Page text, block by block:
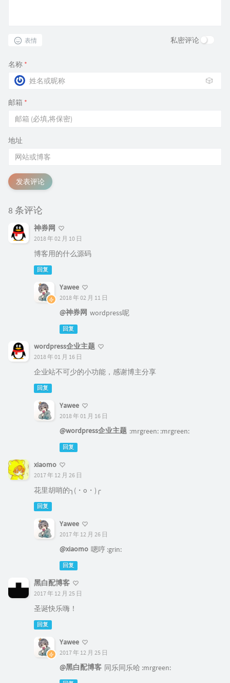
表情 私密评论
名称 *
🎲
邮箱 *
地址
发表评论
8 条评论
神券网
2018 年 02 月 10 日
博客用的什么源码
回复
Yawee
2018 年 02 月 11 日
@神券网 wordpress呢
回复
wordpress企业主题
2018 年 01 月 16 日
企业站不可少的小功能，感谢博主分享
回复
Yawee
2018 年 01 月 16 日
@wordpress企业主题 :mrgreen: :mrgreen:
回复
xiaomo
2017 年 12 月 26 日
花里胡哨的╮(・o・)╭
回复
Yawee
2017 年 12 月 26 日
@xiaomo 嗯哼 :grin:
回复
黑白配博客
2017 年 12 月 25 日
圣诞快乐嗨！
回复
Yawee
2017 年 12 月 25 日
@黑白配博客 同乐同乐哈 :mrgreen: